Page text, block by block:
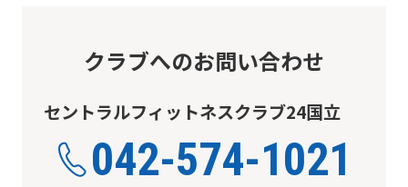
クラブへのお問い合わせ
セントラルフィットネスクラブ24国立
042-574-1021
However,
you
use
an